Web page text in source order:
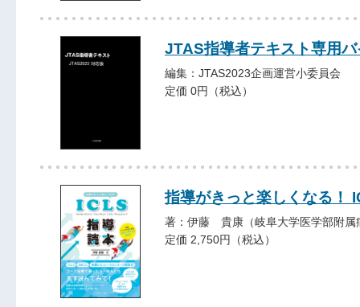
JTAS指導者テキスト専用
編集：JTAS2023企画運営小委員会
定価 0円（税込）
指導がきっと楽しくなる！
著：伊藤 貴康（岐阜大学医学部附属
定価 2,750円（税込）